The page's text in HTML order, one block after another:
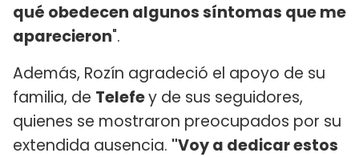
qué obedecen algunos síntomas que me
aparecieron".
Además, Rozín agradeció el apoyo de su
familia, de Telefey de sus seguidores,
quienes se mostraron preocupados por su
extendida ausencia. "Voy a dedicar estos